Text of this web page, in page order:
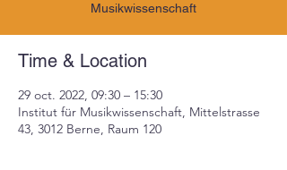
Musikwissenschaft
Time & Location
29 oct. 2022, 09:30 – 15:30
Institut für Musikwissenschaft, Mittelstrasse
43, 3012 Berne, Raum 120